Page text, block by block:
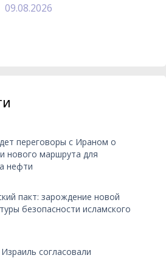
09.08.2026
переговоры с Ираном о
нового маршрута для
нефти
пакт: зарождение новой
безопасности исламского
согласовали